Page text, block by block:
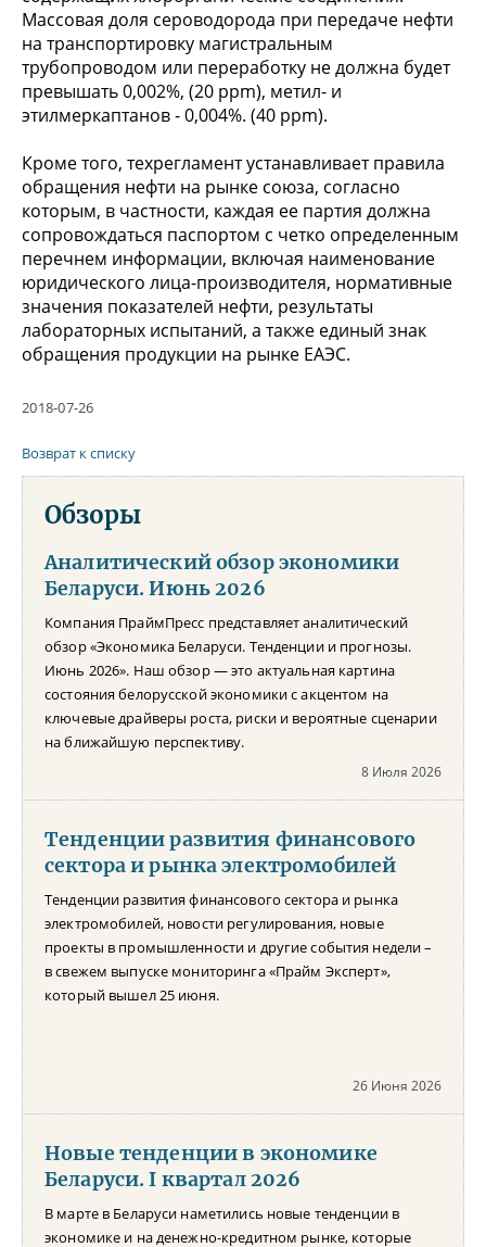
Массовая доля сероводорода при передаче нефти
на транспортировку магистральным
трубопроводом или переработку не должна будет
превышать 0,002%, (20 ppm), метил- и
этилмеркаптанов - 0,004%. (40 ppm).
Кроме того, техрегламент устанавливает правила
обращения нефти на рынке союза, согласно
которым, в частности, каждая ее партия должна
сопровождаться паспортом с четко определенным
перечнем информации, включая наименование
юридического лица-производителя, нормативные
значения показателей нефти, результаты
лабораторных испытаний, а также единый знак
обращения продукции на рынке ЕАЭС.
2018-07-26
Возврат к списку
Обзоры
Аналитический обзор экономики
Беларуси. Июнь 2026
Компания ПраймПресс представляет аналитический
обзор «Экономика Беларуси. Тенденции и прогнозы.
Июнь 2026». Наш обзор — это актуальная картина
состояния белорусской экономики с акцентом на
ключевые драйверы роста, риски и вероятные сценарии
на ближайшую перспективу.
8 Июля 2026
Тенденции развития финансового
сектора и рынка электромобилей
Тенденции развития финансового сектора и рынка
электромобилей, новости регулирования, новые
проекты в промышленности и другие события недели –
в свежем выпуске мониторинга «Прайм Эксперт»,
который вышел 25 июня.
26 Июня 2026
Новые тенденции в экономике
Беларуси. I квартал 2026
В марте в Беларуси наметились новые тенденции в
экономике и на денежно-кредитном рынке, которые